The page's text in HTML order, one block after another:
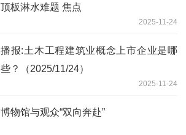
顶板淋水难题 焦点
2025-11-24
播报:土木工程建筑业概念上市企业是哪
些？（2025/11/24）
2025-11-24
博物馆与观众“双向奔赴”